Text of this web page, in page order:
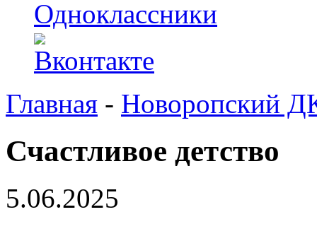
Главная - Новоропский
Счастливое детство
5.06.2025